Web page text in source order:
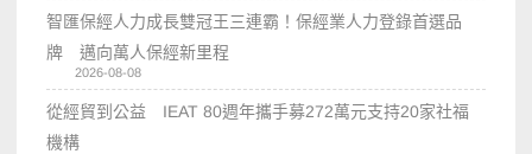
智匯保經人力成長雙冠王三連霸！保經業人力登錄首選品
牌 邁向萬人保經新里程
2026-08-08
從經貿到公益 IEAT 80週年攜手募272萬元支持20家社福
機構